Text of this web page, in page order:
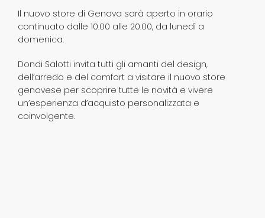
Il nuovo store di Genova sarà aperto in orario
continuato dalle 10.00 alle 20.00, da lunedì a
domenica.
Dondi Salotti invita tutti gli amanti del design,
dell’arredo e del comfort a visitare il nuovo store
genovese per scoprire tutte le novità e vivere
un’esperienza d’acquisto personalizzata e
coinvolgente.